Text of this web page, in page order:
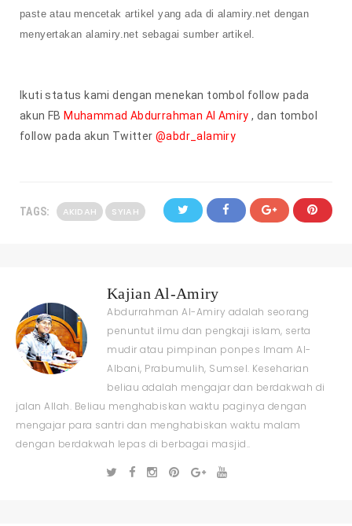
paste atau mencetak artikel yangada di alamiry.net dengan
menyertakan alamiry.net sebagai sumber artikel.
Ikuti status kami dengan menekan tombol follow pada
akun FB Muhammad Abdurrahman Al Amiry , dan tombol
follow pada akun Twitter @abdr_alamiry
TAGS: AKIDAH SYIAH
Kajian Al-Amiry
Abdurrahman Al-Amiry adalah seorang
penuntut ilmu dan pengkaji islam, serta
mudir atau pimpinan ponpes Imam Al-
Albani, Prabumulih, Sumsel. Keseharian
beliau adalah mengajar dan berdakwah di
jalan Allah. Beliau menghabiskan waktu paginya dengan
mengajar para santri dan menghabiskan waktu malam
dengan berdakwah lepas di berbagai masjid..